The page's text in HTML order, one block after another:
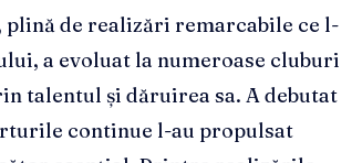
de realizări remarcabile ce l-
a evoluat la numeroase cluburi
talentul și dăruirea sa. A debutat
continue l-au propulsat